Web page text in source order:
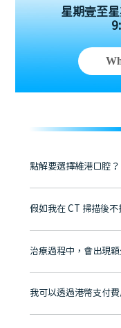
星期壹至
點解要選擇維港口腔？
維港口腔踐行「醫道濟
牌」、「2025香港企業
至今已服務超過三十個
市市民極高的口碑評價及
有咨詢及服務保障中心
假如我在 CT 掃描後
不會！只要未開始實際
治療過程中，會出現
不會，治療前我們會詳
我可以透過港幣支付費
可以。維港口腔會按照